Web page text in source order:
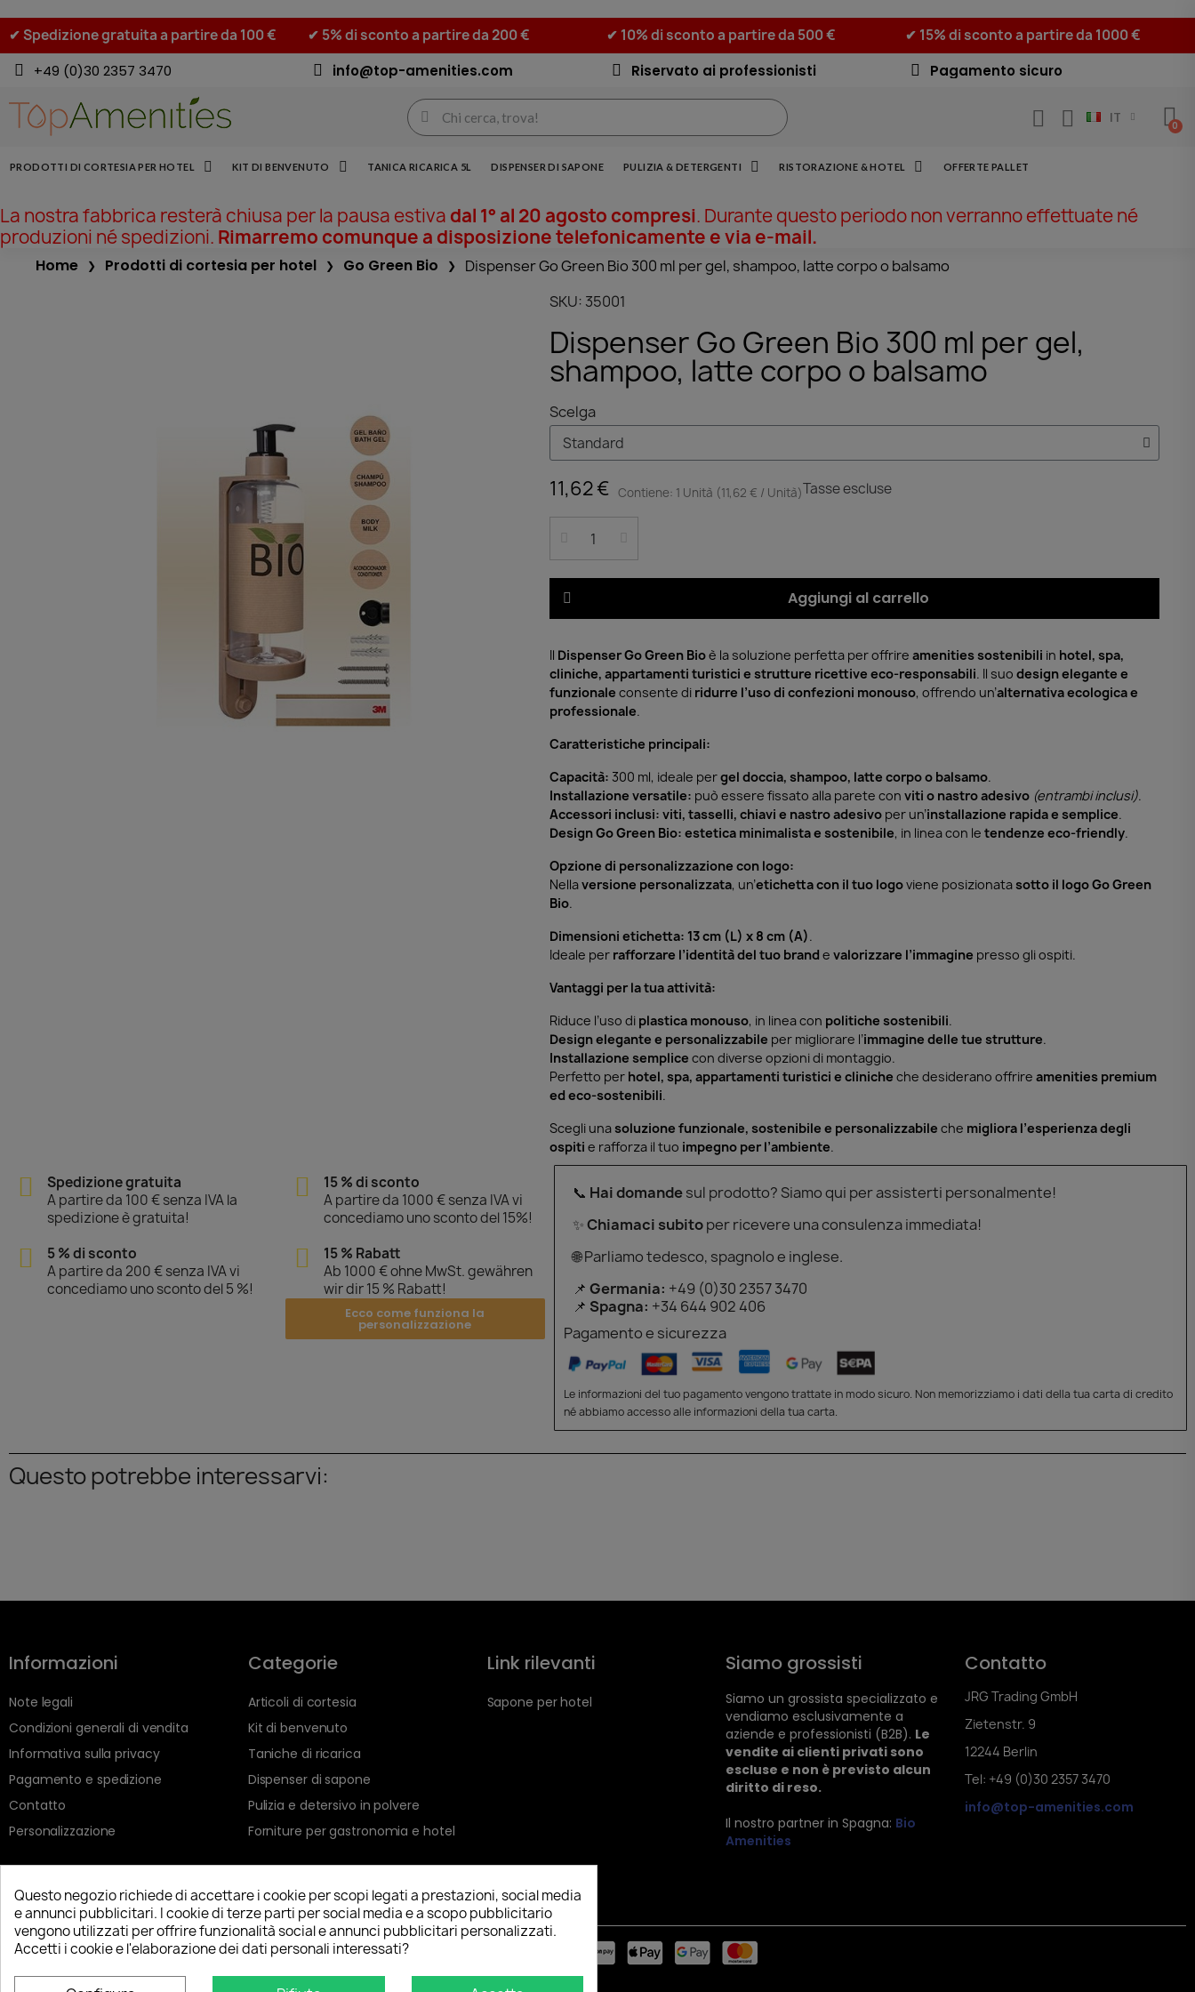
✔ Spedizione gratuita a partire da 100 € ✔ 5% di sconto a partire da 200 € ✔ 10% di sconto a partire da 500 €
✔ 15% di sconto a partire da 1000 €
+49 (0)30 2357 3470
info@top-amenities.com Riservato ai professionisti Pagamento sicuro
IT
PRODOTTI DI CORTESIA PER HOTEL KIT DI BENVENUTO TANICA RICARICA 5L DISPENSER DI SAPONE PULIZIA & DETERGENTI RISTORAZIONE & HOTEL OFFERTE PALLET
La nostra fabbrica resterà chiusa per la pausa estiva dal 1° al 20 agosto compresi. Durante questo periodo non verranno effettuate né
produzioni né spedizioni. Rimarremo comunque a disposizione telefonicamente e via e-mail.
Home Prodotti di cortesia per hotel Go Green Bio
Dispenser Go Green Bio 300 ml per gel, shampoo, latte corpo o balsamo
SKU 35001
Dispenser Go Green Bio 300 ml per gel,
shampoo, latte corpo o balsamo
Scelga
11,62 € Contiene: 1 Unità (11,62 € / Unità)Tasse escluse
Aggiungi al carrello
Il Dispenser Go Green Bioè la soluzione perfetta per offrire amenities sostenibili in hotel, spa,
cliniche, appartamenti turistici e strutture ricettive eco-responsabili. Il suo design elegante e
funzionale consente di ridurre l’uso di confezioni monouso, offrendo un’alternativa ecologica e
professionale.
Caratteristiche principali:
Capacità: 300 ml, ideale pergel doccia, shampoo, latte corpo o balsamo.
Installazione versatile: può essere fissato alla parete con viti o nastro adesivo (entrambi inclusi).
Accessori inclusi: viti, tasselli, chiavi e nastro adesivoper un’installazione rapida e semplice.
Design Go Green Bio: estetica minimalista e sostenibile, in linea con le tendenze eco-friendly.
Opzione di personalizzazione con logo:
Nellaversione personalizzata, un’etichetta con il tuo logoviene posizionatasotto il logo Go Green
Bio.
Dimensioni etichetta: 13 cm (L) x 8 cm (A).
Ideale per rafforzare l’identità del tuo brand e valorizzare l’immagine presso gli ospiti.
Vantaggi per la tua attività:
Riduce l’uso di plastica monouso, in linea con politiche sostenibili.
Design elegante e personalizzabile per migliorare l’immagine delle tue strutture.
Installazione semplice con diverse opzioni di montaggio.
Perfetto per hotel, spa, appartamenti turistici e cliniche che desiderano offrire amenities premium
ed eco-sostenibili.
Scegli unasoluzione funzionale, sostenibile e personalizzabile che migliora l’esperienza degli
ospiti e rafforza il tuo impegno per l’ambiente.
Spedizione gratuita
A partire da 100 € senza IVA la
spedizione è gratuita!
5 % di sconto
A partire da 200 € senza IVA vi
concediamo uno sconto del 5 %!
15 % di sconto
A partire da 1000 € senza IVA vi
concediamo uno sconto del 15%!
15 % Rabatt
Ab 1000 € ohne MwSt. gewähren
wir dir 15 % Rabatt!
Ecco come funziona la
personalizzazione
📞 Hai domandesul prodotto? Siamo qui per assisterti personalmente!
✨Chiamaci subitoper ricevere una consulenza immediata!
🌐 Parliamo tedesco, spagnolo e inglese.
📌 Germania: +49 (0)30 2357 3470
📌 Spagna: +34 644 902 406
Pagamento e sicurezza
Le informazioni del tuo pagamento vengono trattate in modo sicuro. Non memorizziamo i dati della tua carta di credito
né abbiamo accesso alle informazioni della tua carta.
Questo potrebbe interessarvi:
Informazioni
Note legali
Condizioni generali di vendita
Informativa sulla privacy
Pagamento e spedizione
Contatto
Personalizzazione
Categorie
Articoli di cortesia
Kit di benvenuto
Taniche di ricarica
Dispenser di sapone
Pulizia e detersivo in polvere
Forniture per gastronomia e hotel
Link rilevanti
Sapone per hotel
Siamo grossisti
Siamo un grossista specializzato e
vendiamo esclusivamente a
aziende e professionisti (B2B). Le
vendite ai clienti privati sono
escluse e non è previsto alcun
diritto di reso.
Il nostro partner in Spagna: Bio
Amenities
Contatto
JRG Trading GmbH
Zietenstr. 9
12244 Berlin
Tel: +49 (0)30 2357 3470
info@top-amenities.com
Questo negozio richiede di accettare i cookie per scopi legati a prestazioni, social media
e annunci pubblicitari. I cookie di terze parti per social media e a scopo pubblicitario
vengono utilizzati per offrire funzionalità social e annunci pubblicitari personalizzati.
Accetti i cookie e l'elaborazione dei dati personali interessati?